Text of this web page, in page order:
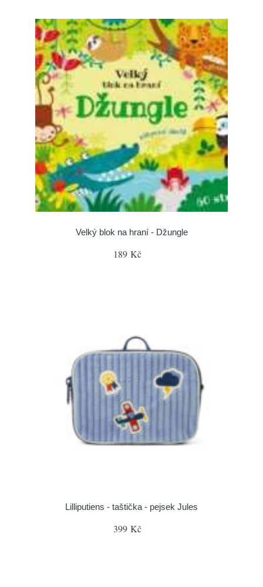
Velký blok na hraní - Džungle
189 Kč
Lilliputiens - taštička - pejsek Jules
399 Kč